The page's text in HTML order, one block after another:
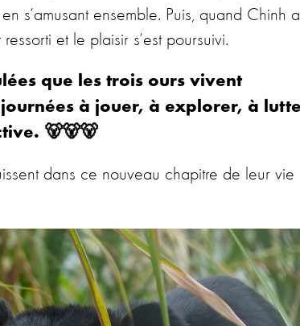
s’amusant ensemble. Puis, quand Chinh a
et le plaisir s’est poursuivi.
que les trois ours vivent
à jouer, à explorer, à
🐻🐻🐻
dans ce nouveau chapitre de leur vie